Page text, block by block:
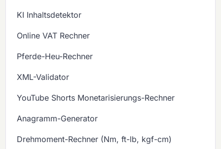
KI Inhaltsdetektor
Online VAT Rechner
Pferde-Heu-Rechner
XML-Validator
YouTube Shorts Monetarisierungs-Rechner
Anagramm-Generator
Drehmoment-Rechner (Nm, ft-lb, kgf-cm)